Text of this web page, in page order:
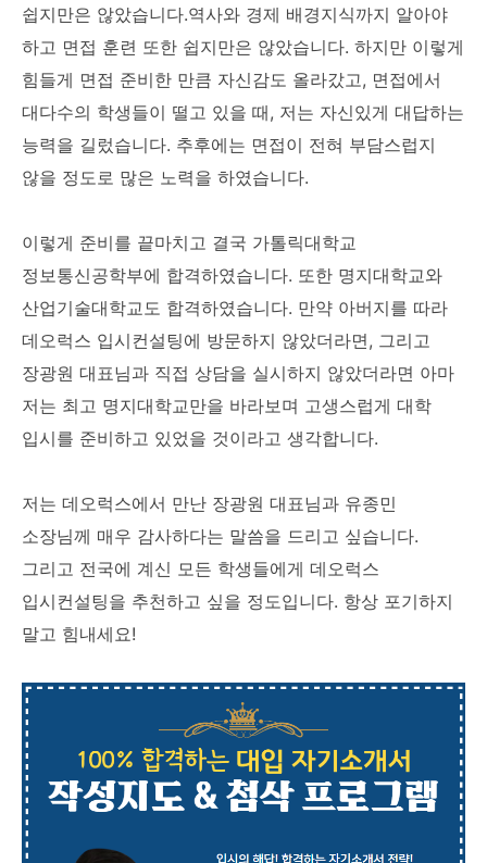
쉽지만은 않았습니다.역사와 경제 배경지식까지 알아야
하고 면접 훈련 또한 쉽지만은 않았습니다. 하지만 이렇게
힘들게 면접 준비한 만큼 자신감도 올라갔고, 면접에서
대다수의 학생들이 떨고 있을 때, 저는 자신있게 대답하는
능력을 길렀습니다. 추후에는 면접이 전혀 부담스럽지
않을 정도로 많은 노력을 하였습니다.
이렇게 준비를 끝마치고 결국 가톨릭대학교
정보통신공학부에 합격하였습니다. 또한 명지대학교와
산업기술대학교도 합격하였습니다. 만약 아버지를 따라
데오럭스 입시컨설팅에 방문하지 않았더라면, 그리고
장광원 대표님과 직접 상담을 실시하지 않았더라면 아마
저는 최고 명지대학교만을 바라보며 고생스럽게 대학
입시를 준비하고 있었을 것이라고 생각합니다.
저는 데오럭스에서 만난 장광원 대표님과 유종민
소장님께 매우 감사하다는 말씀을 드리고 싶습니다.
그리고 전국에 계신 모든 학생들에게 데오럭스
입시컨설팅을 추천하고 싶을 정도입니다. 항상 포기하지
말고 힘내세요!